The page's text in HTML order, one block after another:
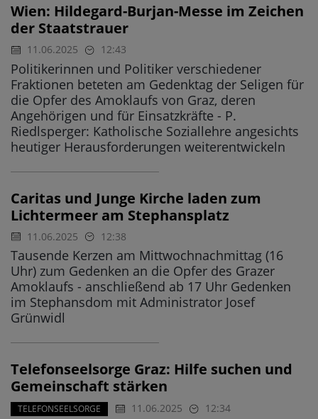
Wien: Hildegard-Burjan-Messe im Zeichen
der Staatstrauer
11.06.2025 12:43
Politikerinnen und Politiker verschiedener
Fraktionen beteten am Gedenktag der Seligen für
die Opfer des Amoklaufs von Graz, deren
Angehörigen und für Einsatzkräfte - P.
Riedlsperger: Katholische Soziallehre angesichts
heutiger Herausforderungen weiterentwickeln
Caritas und Junge Kirche laden zum
Lichtermeer am Stephansplatz
11.06.2025 12:38
Tausende Kerzen am Mittwochnachmittag (16
Uhr) zum Gedenken an die Opfer des Grazer
Amoklaufs - anschließend ab 17 Uhr Gedenken
im Stephansdom mit Administrator Josef
Grünwidl
Telefonseelsorge Graz: Hilfe suchen und
Gemeinschaft stärken
TELEFONSEELSORGE 11.06.2025 12:34